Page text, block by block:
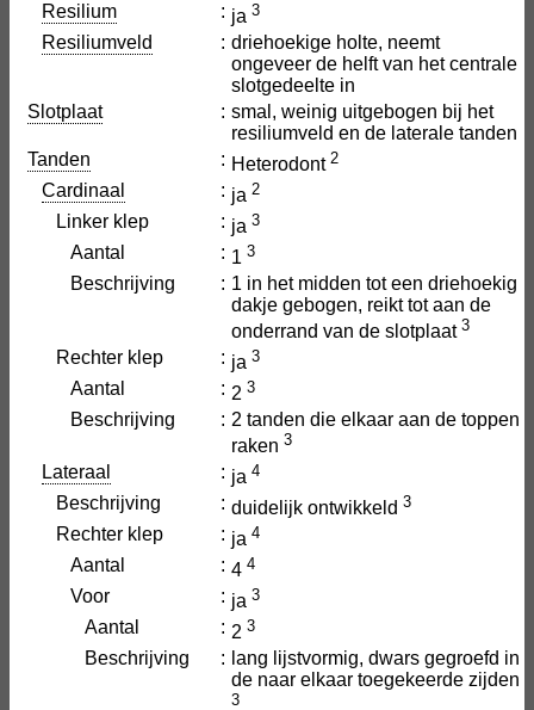
Resilium : ja 3
Resiliumveld : driehoekige holte, neemt
ongeveer de helft van het centrale
slotgedeelte in
Slotplaat
: smal, weinig uitgebogen bij het
resiliumveld en de laterale tanden
Tanden
: Heterodont 2
Cardinaal : ja 2
Linker klep : ja 3
Aantal : 1 3
Beschrijving : 1 in het midden tot een driehoekig
dakje gebogen, reikt tot aan de
onderrand van de slotplaat 3
Rechter klep : ja 3
Aantal : 2 3
Beschrijving : 2 tanden die elkaar aan de toppen
raken 3
Lateraal : ja 4
Beschrijving : duidelijk ontwikkeld 3
Rechter klep : ja 4
Aantal : 4 4
Voor : ja 3
Aantal : 2 3
Beschrijving : lang lijstvormig, dwars gegroefd in
de naar elkaar toegekeerde zijden
3